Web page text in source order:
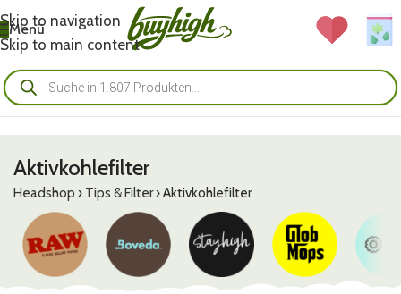
Skip to navigation
Skip to main content
Menü
Aktivkohlefilter
Headshop › Tips & Filter›Aktivkohlefilter